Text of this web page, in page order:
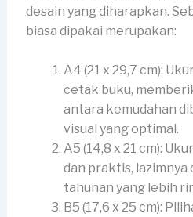
desain yang diharapkan.
biasa dipakai merupakan:
A4 (21 x 29,7 cm):
cetak buku,
antara kemudahan
visual yang optimal.
A5 (14,8 x 21 cm):
dan praktis,
tahunan yang lebih
B5 (17,6 x 25 cm):